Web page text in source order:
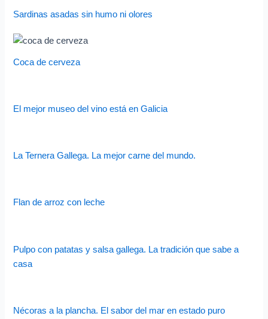
Sardinas asadas sin humo ni olores
Coca de cerveza
El mejor museo del vino está en Galicia
La Ternera Gallega. La mejor carne del mundo.
Flan de arroz con leche
Pulpo con patatas y salsa gallega. La tradición que sabe a
casa
Nécoras a la plancha. El sabor del mar en estado puro